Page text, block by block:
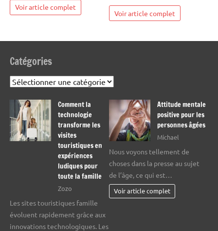
Voir article complet
Voir article complet
Catégories
Catégories
Comment la
technologie
transforme les
visites
touristiques en
expériences
ludiques pour
toute la famille
Zozo
Les sites touristiques famille
évoluent rapidement grâce aux
innovations technologiques. Les
Attitude mentale
positive pour les
personnes âgées
Michael
Nous voyons tellement de
choses dans la presse au sujet
de l’âge, ce qui est…
Voir article complet